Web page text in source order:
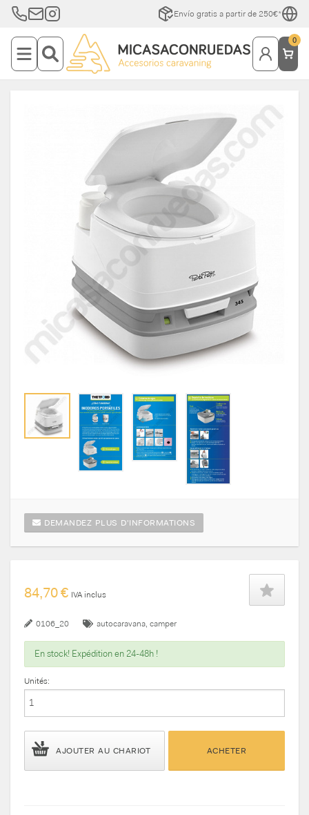
Envío gratis a partir de 250€*
0
DEMANDEZ PLUS D'INFORMATIONS
84,70 € IVA inclus
0106_20 autocaravana camper
En stock! Expédition en 24-48h !
Unités:
AJOUTER AU CHARIOT ACHETER